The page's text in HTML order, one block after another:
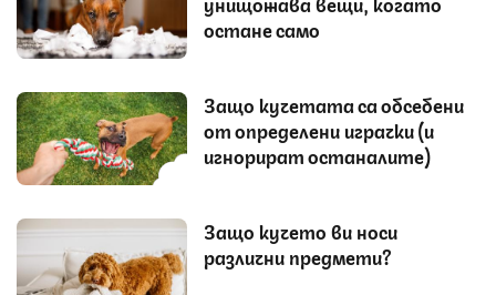
остане само
Защо кучетата са обсебени
от определени играчки (и
игнорират останалите)
Защо кучето ви носи
различни предмети?